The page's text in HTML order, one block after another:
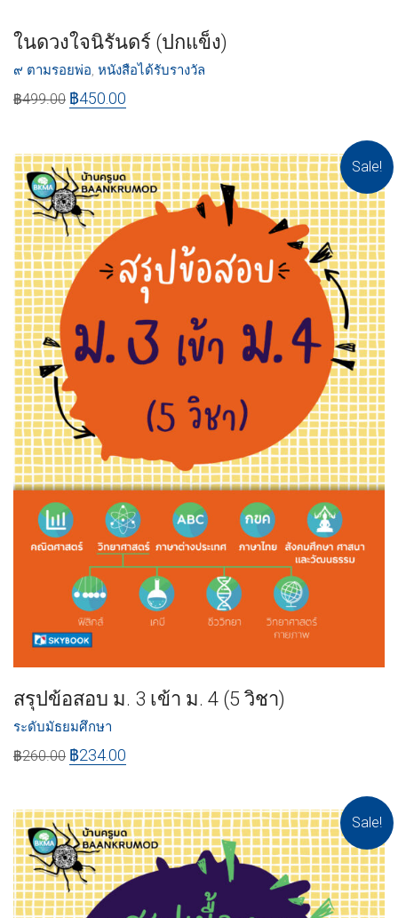
ในดวงใจนิรันดร์ (ปกแข็ง)
๙ ตามรอยพ่อ, หนังสือได้รับรางวัล
฿499.00 ฿450.00
Sale!
สรุปข้อสอบ ม. 3 เข้า ม. 4 (5 วิชา)
ระดับมัธยมศึกษา
฿260.00 ฿234.00
Sale!